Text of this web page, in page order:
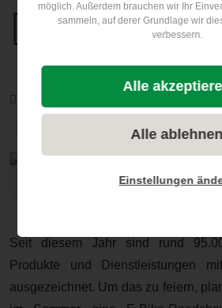
Veröffentlicht am25.07.2024
EU ECOLABEL, RAL
Seit diesem Jahr sind rund
Produkte und Dienstleistungen
ausgezeichnet. Um das zu feiern,
möglich. Außerdem brauchen wir Ihr
sammeln, auf derer Grundlage wir
verbessern.
Alle
Alle ablehnen
Einstellungen